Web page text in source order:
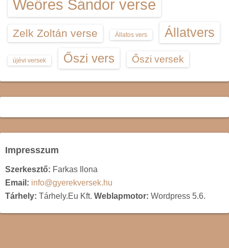
Weöres Sándor verse
Zelk Zoltán verse Állatos vers Állatvers
újévi versek Őszi vers Őszi versek
Impresszum
Szerkesztő: Farkas Ilona
Email: info@gyerekversek.hu
Tárhely: Tárhely.Eu Kft. Weblapmotor: Wordpress 5.6.